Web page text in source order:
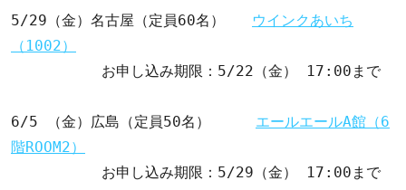
5/29（金）名古屋（定員60名）
ウインクあいち
（1002）
6/5 （金）広島（定員50名） エールエールA館（6
階ROOM2）